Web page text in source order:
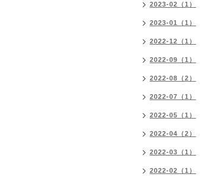
2023-02（1）
2023-01（1）
2022-12（1）
2022-09（1）
2022-08（2）
2022-07（1）
2022-05（1）
2022-04（2）
2022-03（1）
2022-02（1）